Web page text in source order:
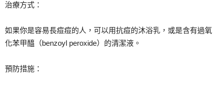
治療方式：
如果你是容易長痘痘的人，可以用抗痘的沐浴乳，或是含有過氧
化苯甲醯（benzoyl peroxide）的清潔液。
預防措施：